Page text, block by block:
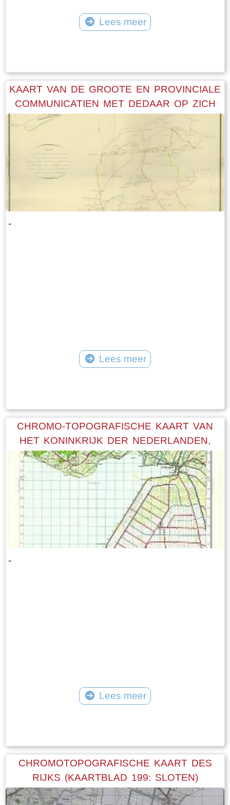
Lees meer
KAART VAN DE GROOTE EN PROVINCIALE
COMMUNICATIEN MET DEDAAR OP ZICH
BEVINDENDE BRUGGEN TOLLEN ETC.
-
Lees meer
CHROMO-TOPOGRAFISCHE KAART VAN
HET KONINKRIJK DER NEDERLANDEN,
SCHAAL 1:50.000 (KAARTBLAD 15 OOST:
STAVEREN)
-
Lees meer
CHROMOTOPOGRAFISCHE KAART DES
RIJKS (KAARTBLAD 199: SLOTEN)